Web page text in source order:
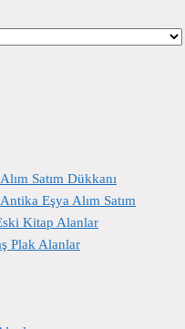
Satım Dükkanı
Eşya Alım Satım
Kitap Alanlar
Plak Alanlar